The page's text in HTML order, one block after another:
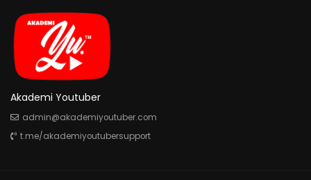
Akademi Youtuber
admin@akademiyoutuber.com
t.me/akademiyoutubersupport